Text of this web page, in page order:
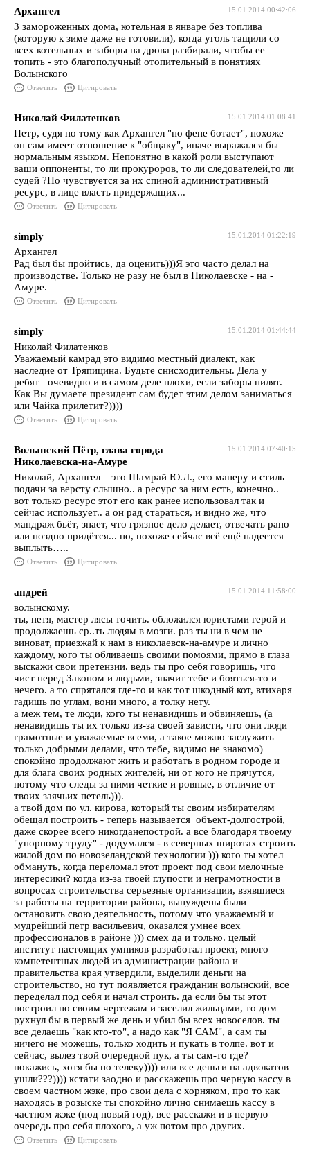
15.01.2014 00:42:06
Архангел
3 замороженных дома, котельная в январе без топлива
(которую к зиме даже не готовили), когда уголь тащили со
всех котельных и заборы на дрова разбирали, чтобы ее
топить - это благополучный отопительный в понятиях
Волынского
Ответить Цитировать
15.01.2014 01:08:41
Николай Филатенков
Петр, судя по тому как Архангел "по фене ботает", похоже
он сам имеет отношение к "общаку", иначе выражался бы
нормальным языком. Непонятно в какой роли выступают
ваши оппоненты, то ли прокуроров, то ли следователей,то ли
судей ?Но чувствуется за их спиной административный
ресурс, в лице власть придержащих...
Ответить Цитировать
15.01.2014 01:22:19
simply
Архангел
Рад был бы пройтись, да оценить)))Я это часто делал на
производстве. Только не разу не был в Николаевске - на -
Амуре.
Ответить Цитировать
15.01.2014 01:44:44
simply
Николай Филатенков
Уважаемый камрад это видимо местный диалект, как
наследие от Тряпицина. Будьте снисходительны. Дела у
ребят очевидно и в самом деле плохи, если заборы пилят.
Как Вы думаете президент сам будет этим делом заниматься
или Чайка прилетит?))))
Ответить Цитировать
15.01.2014 07:40:15
Волынский Пётр, глава города
Николаевска-на-Амуре
Николай, Архангел – это Шамрай Ю.Л., его манеру и стиль
подачи за версту слышно.. а ресурс за ним есть, конечно..
вот только ресурс этот его как ранее использовал так и
сейчас использует.. а он рад стараться, и видно же, что
мандраж бьёт, знает, что грязное дело делает, отвечать рано
или поздно придётся... но, похоже сейчас всё ещё надеется
выплыть…..
Ответить Цитировать
15.01.2014 11:58:00
андрей
волынскому.
ты, петя, мастер лясы точить. обложился юристами герой и
продолжаешь ср..ть людям в мозги. раз ты ни в чем не
виноват, приезжай к нам в николаевск-на-амуре и лично
каждому, кого ты обливаешь своими помоями, прямо в глаза
выскажи свои претензии. ведь ты про себя говоришь, что
чист перед Законом и людьми, значит тебе и бояться-то и
нечего. а то спрятался где-то и как тот шкодный кот, втихаря
гадишь по углам, вони много, а толку нету.
а меж тем, те люди, кого ты ненавидишь и обвиняешь, (а
ненавидишь ты их только из-за своей зависти, что они люди
грамотные и уважаемые всеми, а такое можно заслужить
только добрыми делами, что тебе, видимо не знакомо)
спокойно продолжают жить и работать в родном городе и
для блага своих родных жителей, ни от кого не прячутся,
потому что следы за ними четкие и ровные, в отличие от
твоих заячьих петель))).
а твой дом по ул. кирова, который ты своим избирателям
обещал построить - теперь называется объект-долгострой,
даже скорее всего никогданепострой. а все благодаря твоему
"упорному труду" - додумался - в северных широтах строить
жилой дом по новозеландской технологии ))) кого ты хотел
обмануть, когда переломал этот проект под свои мелочные
интересики? когда из-за твоей глупости и неграмотности в
вопросах строительства серьезные организации, взявшиеся
за работы на территории района, вынуждены были
остановить свою деятельность, потому что уважаемый и
мудрейший петр васильевич, оказался умнее всех
профессионалов в районе ))) смех да и только. целый
институт настоящих умников разработал проект, много
компетентных людей из администрации района и
правительства края утвердили, выделили деньги на
строительство, но тут появляется гражданин волынский, все
переделал под себя и начал строить. да если бы ты этот
построил по своим чертежам и заселил жильцами, то дом
рухнул бы в первый же день и убил бы всех новоселов. ты
все делаешь "как кто-то", а надо как "Я САМ", а сам ты
ничего не можешь, только ходить и пукать в толпе. вот и
сейчас, вылез твой очередной пук, а ты сам-то где?
покажись, хотя бы по телеку)))) или все деньги на адвокатов
ушли???)))) кстати заодно и расскажешь про черную кассу в
своем частном жэке, про свои дела с хорняком, про то как
находясь в розыске ты спокойно лично снимаешь кассу в
частном жэке (под новый год), все расскажи и в первую
очередь про себя плохого, а уж потом про других.
Ответить Цитировать